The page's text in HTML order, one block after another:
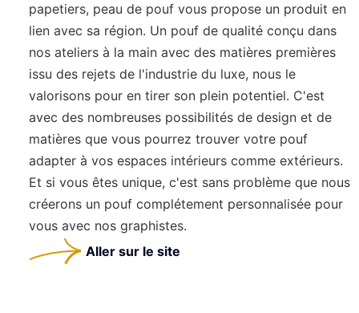
papetiers, peau de pouf vous propose un produit en
lien avec sa région. Un pouf de qualité conçu dans
nos ateliers à la main avec des matières premières
issu des rejets de l'industrie du luxe, nous le
valorisons pour en tirer son plein potentiel. C'est
avec des nombreuses possibilités de design et de
matières que vous pourrez trouver votre pouf
adapter à vos espaces intérieurs comme extérieurs.
Et si vous êtes unique, c'est sans problème que nous
créerons un pouf complétement personnalisée pour
vous avec nos graphistes.
Aller sur le site